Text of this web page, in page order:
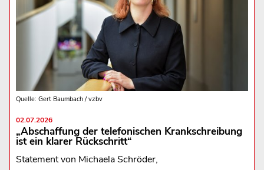
Quelle: Gert Baumbach / vzbv
02.07.2026
„Abschaffung der telefonischen Krankschreibung
ist ein klarer Rückschritt“
Statement von Michaela Schröder,